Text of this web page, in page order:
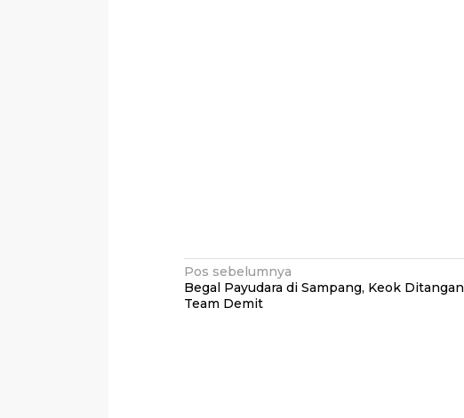
Navigasi
pos
Pos sebelumnya
Begal Payudara di Sampang, Keok Ditangan
Team Demit